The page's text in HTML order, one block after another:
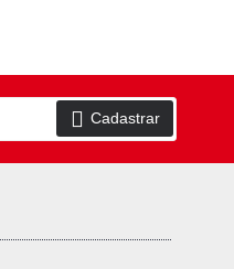
Cadastrar